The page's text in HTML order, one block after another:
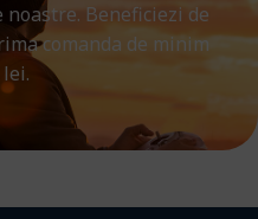
Beneficiezi de
comanda de minim
lei.